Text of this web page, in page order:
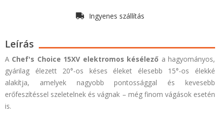
Ingyenes szállítás
Leírás
A Chef's Choice 15XV elektromos késélező a hagyományos,
gyárilag élezett 20°-os késes éleket élesebb 15°-os élekké
alakítja, amelyek nagyobb pontossággal és kevesebb
erőfeszítéssel szeletelnek és vágnak – még finom vágások esetén
is.